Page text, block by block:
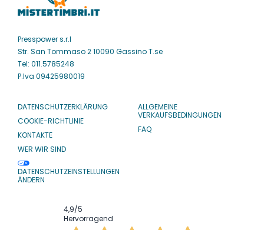
Presspower s.r.l
Str. San Tommaso 2 10090 Gassino T.se
Tel: 011.5785248
P.Iva 09425980019
DATENSCHUTZERKLÄRUNG
COOKIE-RICHTLINIE
KONTAKTE
WER WIR SIND
DATENSCHUTZEINSTELLUNGEN
ÄNDERN
ALLGEMEINE
VERKAUFSBEDINGUNGEN
FAQ
4,9/5
Hervorragend